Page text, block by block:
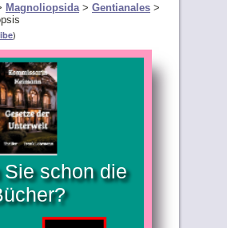
Magnoliopsida > Gentianales >
)
Sie schon die